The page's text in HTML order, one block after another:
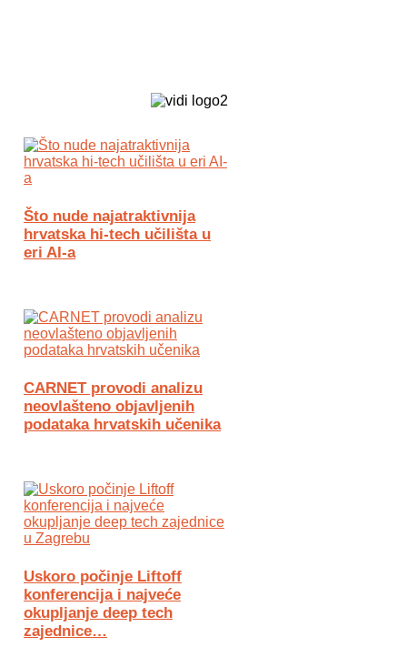
Što nude najatraktivnija
hrvatska hi-tech učilišta u
eri AI-a
CARNET provodi analizu
neovlašteno objavljenih
podataka hrvatskih učenika
Uskoro počinje Liftoff
konferencija i najveće
okupljanje deep tech
zajednice…